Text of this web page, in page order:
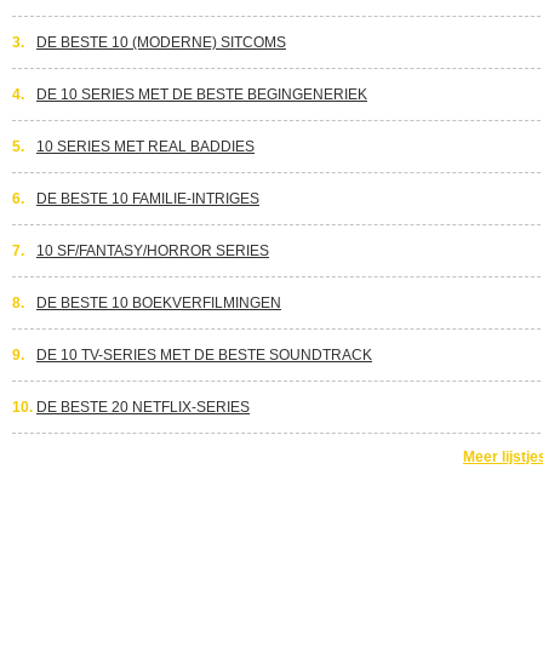
3. DE BESTE 10 (MODERNE) SITCOMS
4. DE 10 SERIES MET DE BESTE BEGINGENERIEK
5. 10 SERIES MET REAL BADDIES
6. DE BESTE 10 FAMILIE-INTRIGES
7. 10 SF/FANTASY/HORROR SERIES
8. DE BESTE 10 BOEKVERFILMINGEN
9. DE 10 TV-SERIES MET DE BESTE SOUNDTRACK
10. DE BESTE 20 NETFLIX-SERIES
Meer